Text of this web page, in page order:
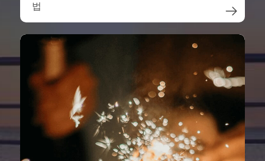
법
